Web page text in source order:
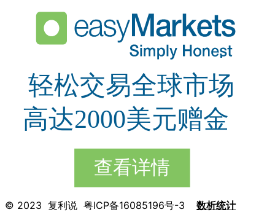
© 2023 复利说 粤ICP备16085196号-3
数析统计